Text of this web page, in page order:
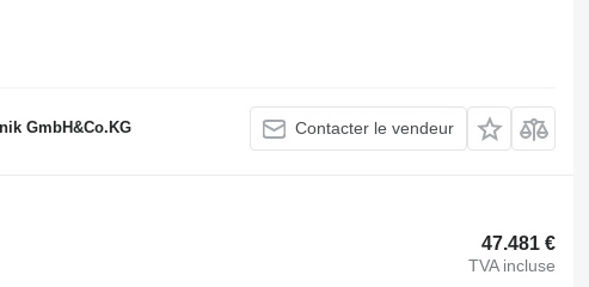
GmbH&Co.KG Contacter le vendeur
47.481 €
TVA incluse